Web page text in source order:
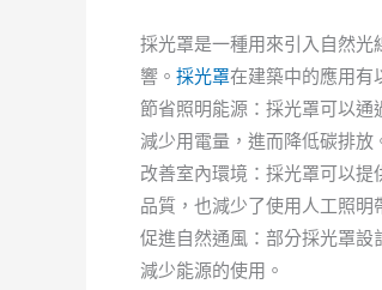
採光罩是一種用來引入自然
響。 採光罩在建築中的應用有
節省照明能源：採光罩可以
減少用電量，進而降低碳排放
改善室內環境：採光罩可以
品質，也減少了使用人工照明
促進自然通風：部分採光罩
減少能源的使用。